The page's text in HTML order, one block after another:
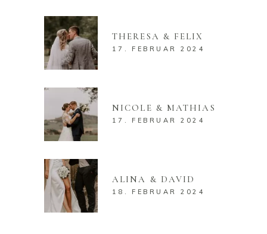
THERESA & FELIX
17. FEBRUAR 2024
NICOLE & MATHIAS
17. FEBRUAR 2024
ALINA & DAVID
18. FEBRUAR 2024